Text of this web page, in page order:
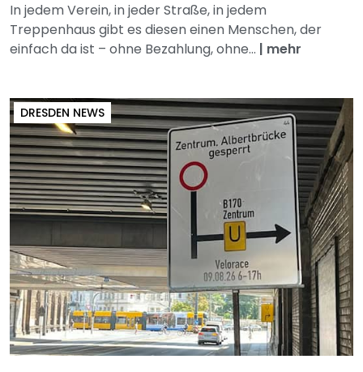
In jedem Verein, in jeder Straße, in jedem
Treppenhaus gibt es diesen einen Menschen, der
einfach da ist – ohne Bezahlung, ohne... | mehr
DRESDEN NEWS